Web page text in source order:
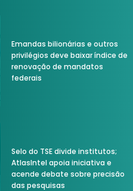
Emandas bilionárias e outros
privilégios deve baixar índice de
renovação de mandatos
federais
Selo do TSE divide institutos;
AtlasIntel apoia iniciativa e
acende debate sobre precisão
das pesquisas